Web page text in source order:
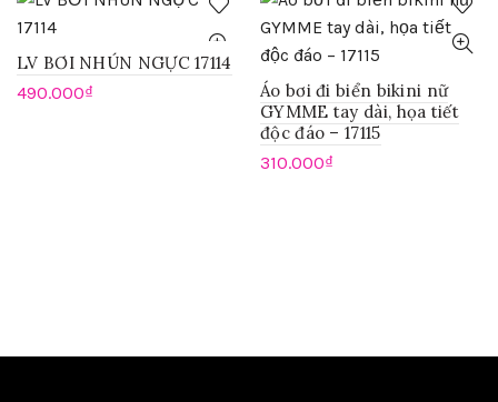
LV BƠI NHÚN NGỰC 17114
490.000₫
Áo bơi đi biển bikini nữ
GYMME tay dài, họa tiết
độc đáo – 17115
310.000₫